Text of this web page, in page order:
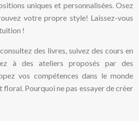
uniques et personnalisées. Osez
votre propre style! Laissez-vous
!
des livres, suivez des cours en
à des ateliers proposés par des
vos compétences dans le monde
floral. Pourquoi ne pas essayer de créer